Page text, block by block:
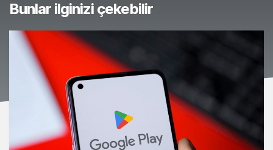
Bunlar ilginizi çekebilir